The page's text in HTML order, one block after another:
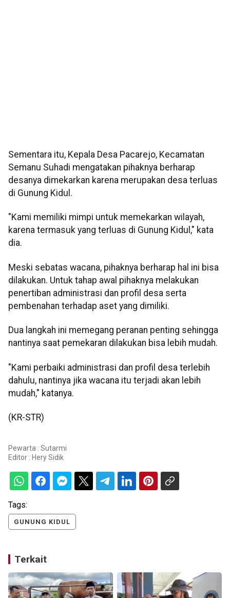
Sementara itu, Kepala Desa Pacarejo, Kecamatan
Semanu Suhadi mengatakan pihaknya berharap
desanya dimekarkan karena merupakan desa terluas
di Gunung Kidul.
"Kami memiliki mimpi untuk memekarkan wilayah,
karena termasuk yang terluas di Gunung Kidul," kata
dia.
Meski sebatas wacana, pihaknya berharap hal ini bisa
dilakukan. Untuk tahap awal pihaknya melakukan
penertiban administrasi dan profil desa serta
pembenahan terhadap aset yang dimiliki.
Dua langkah ini memegang peranan penting sehingga
nantinya saat pemekaran dilakukan bisa lebih mudah.
"Kami perbaiki administrasi dan profil desa terlebih
dahulu, nantinya jika wacana itu terjadi akan lebih
mudah," katanya.
(KR-STR)
Pewarta : Sutarmi
Editor : Hery Sidik
Tags:
GUNUNG KIDUL
Terkait